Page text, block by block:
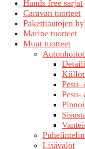
Hands free sarjat
Caravan tuotteet
Pakettiautojen
Marine tuotteet
Muut tuotteet
Pesu-
Pesu-
Lisävalot